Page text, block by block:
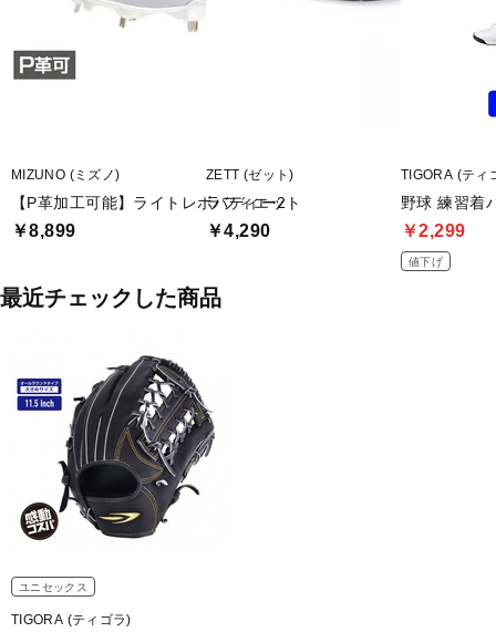
MIZUNO (ミズノ)
【P革加工可能】ライトレボバディー2
￥8,899
ZETT (ゼット)
ラフィエット
￥4,290
TIGORA (ティ
野球 練習着
￥2,299
値下げ
最近チェックした商品
ユニセックス
TIGORA (ティゴラ)